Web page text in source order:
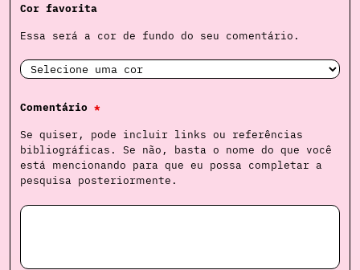
Cor favorita
Essa será a cor de fundo do seu comentário.
Comentário *
Se quiser, pode incluir links ou referências
bibliográficas. Se não, basta o nome do que você
está mencionando para que eu possa completar a
pesquisa posteriormente.